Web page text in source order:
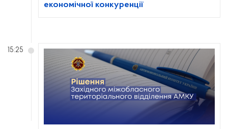
економічної конкуренції
15:25